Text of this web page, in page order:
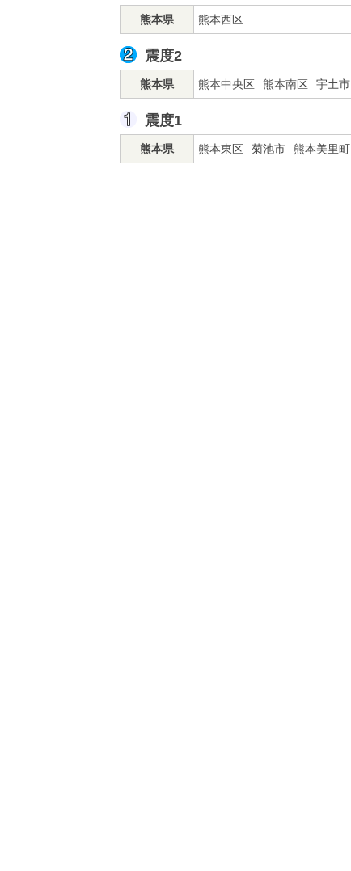
熊本県 熊本西区
震度2
熊本県 熊本中央区 熊本南区 宇土市
震度1
熊本県 熊本東区 菊池市 熊本美里町